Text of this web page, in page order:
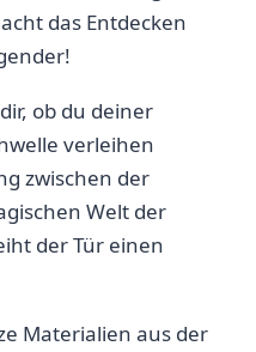
‍das Entdecken
ob du deiner
verleihen​
zwischen der
Welt‌ der
der Tür ‍einen
Materialien​ aus der